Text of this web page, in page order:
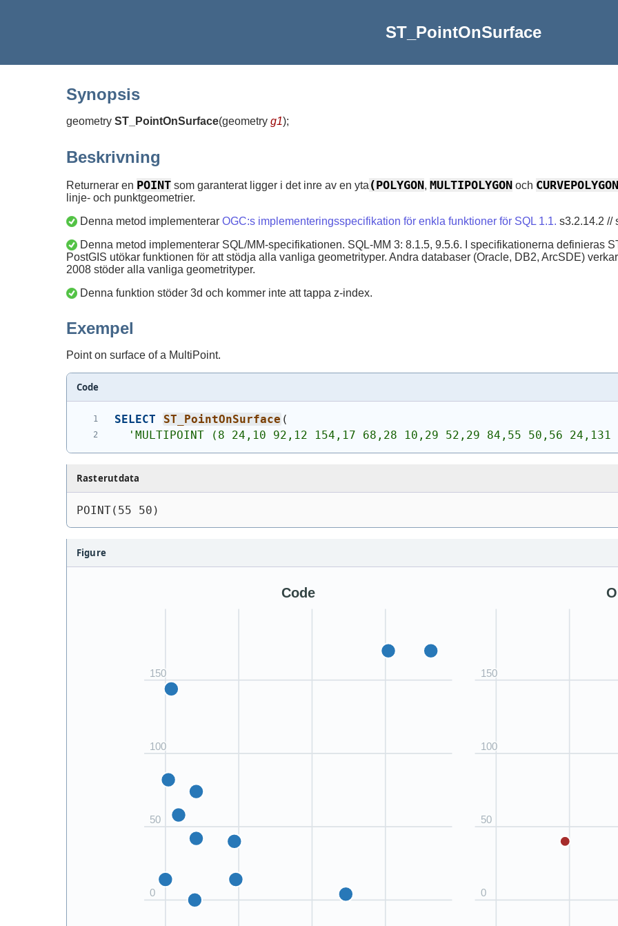
ST_PointOnSurface
Synopsis
geometry ST_PointOnSurface(geometry g1);
Beskrivning
Returnerar en POINT som garanterat ligger i det inre av en yta (POLYGON, MULTIPOLYGON och CURVEPOLYGON
linje- och punktgeometrier.
Denna metod implementerar OGC:s implementeringsspecifikation för enkla funktioner för SQL 1.1. s3.2.14.2 //
Denna metod implementerar SQL/MM-specifikationen. SQL-MM 3: 8.1.5, 9.5.6. I specifikationerna definieras
PostGIS utökar funktionen för att stödja alla vanliga geometrityper. Andra databaser (Oracle, DB2, ArcSDE)
2008 stöder alla vanliga geometrityper.
Denna funktion stöder 3d och kommer inte att tappa z-index.
Exempel
Point on surface of a MultiPoint.
Code
SELECT ST_PointOnSurface (
' MULTIPOINT (8 24,10 92,12 154,17 68,28 10,29 52,29 84,55 50,56 24,131
Rasterutdata
POINT(55 50)
Figure